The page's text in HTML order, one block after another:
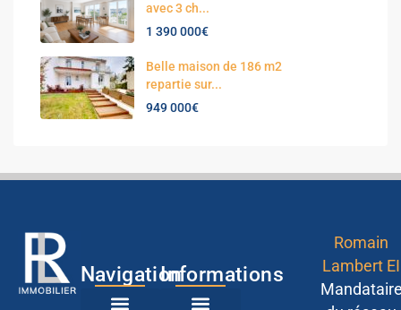
avec 3 ch...
1 390 000€
Belle maison de 186 m2
repartie sur...
949 000€
NavigationInformations
Romain
Lambert EI